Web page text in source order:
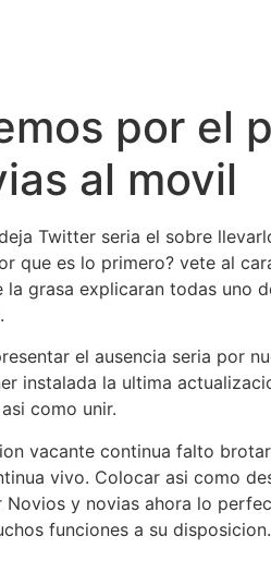
por el
al movil
Twitter seri­a el sobre
que es lo primero? vete al
la grasa explicaran todas
el ausencia seri­a por
instalada la ultima
como unir.
vacante continua falto
vivo. Colocar asi­ como
y novias ahora lo
funciones a su